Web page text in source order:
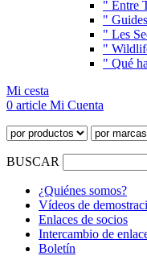
" Entre
"
" Les
"
" Qué
Mi cesta
0 article Mi Cuenta
BUSCAR
¿Quiénes somos?
Vídeos de
Enlaces de socios
Intercambio de
Boletín